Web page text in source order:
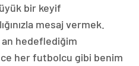
bir keyif
mesaj vermek.
hedeflediğim
her futbolcu gibi benim